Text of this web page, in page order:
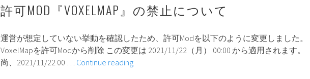
動
か
許可MOD『VOXELMAP』の禁止について
運営が想定していない挙動を確認したため、許可Modを以下のように変更しました。
VoxelMapを許可Modから削除 この変更は 2021/11/22（月） 00:00 から適用されます。
尚、2021/11/22 00 … Continue reading許